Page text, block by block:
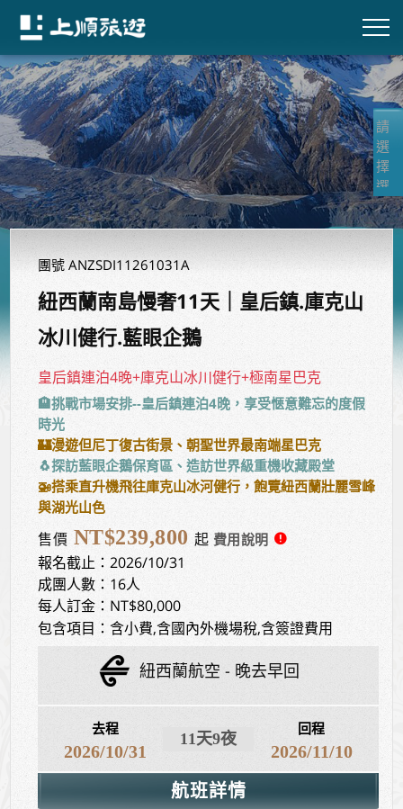
團號 ANZSDI11261031A
紐西蘭南島慢奢11天｜皇后鎮.庫克山
冰川健行.藍眼企鵝
皇后鎮連泊4晚+庫克山冰川健行+極南星巴克
🏨挑戰市場安排--皇后鎮連泊4晚，享受愜意難忘的度假
時光
🏰漫遊但尼丁復古街景、朝聖世界最南端星巴克
🐧探訪藍眼企鵝保育區、造訪世界級重機收藏殿堂
🚁搭乘直升機飛往庫克山冰河健行，飽覽紐西蘭壯麗雪峰
與湖光山色
售價 NT$239,800起
報名截止：2026/10/31
成團人數：16人
每人訂金：NT$80,000
包含項目：含小費,含國內外機場稅,含簽證費用
紐西蘭航空 晚去早回
去程
2026/10/31
11天9夜
回程
2026/11/10
航班詳情